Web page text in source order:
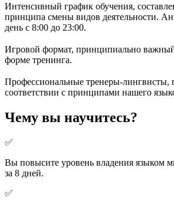
Интенсивный график обучения,
принципа смены видов деятельности.
день с 8:00 до 23:00.
Игровой формат, принципиально
форме тренинга.
Профессиональные тренеры-лингвисты,
соответствии с принципами нашего
Чему вы научитесь?
✅
Вы повысите уровень владения языком
за 8 дней.
✅